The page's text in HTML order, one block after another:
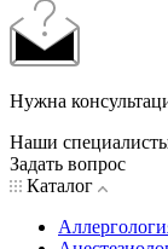
Нужна
Наши
Задать вопрос
Каталог